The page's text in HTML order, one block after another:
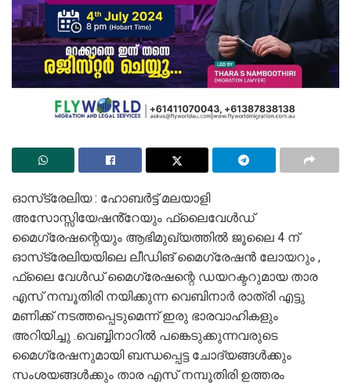
ഓസ്‌ട്രേലിയ : ഹോബർട്ട് മലയാളി
അസോസ്സിയേഷൻ്റേയും ഫ്ലൈവേൾഡ്
മൈഗ്രേഷന്റെയും ആഭിമുഖ്യത്തിൽ ജൂലൈ 4 ന്
ഓസ്‌ട്രേലിയയിലെ ലീഡിങ് മൈഗ്രേഷൻ ലോയറും ,
ഫ്ലൈ വേൾഡ് മൈഗ്രേഷന്റെ ഡയറക്ടറുമായ താര
എസ് നമ്പൂതിരി നയിക്കുന്ന വെബിനാർ രാത്രി എട്ടു
മണിക്ക് നടത്തപ്പെടുമെന്ന് ഇരു ഭാരവാഹികളും
അറിയിച്ചു .വെബ്ബിനാറിൽ പങ്കെടുക്കുന്നവരുടെ
മൈഗ്രേഷനുമായി ബന്ധപ്പെട്ട ചോദ്യങ്ങൾക്കും
സംശയങ്ങള്‍ക്കും താര എസ് നമ്പൂതിരി ഉത്തരം